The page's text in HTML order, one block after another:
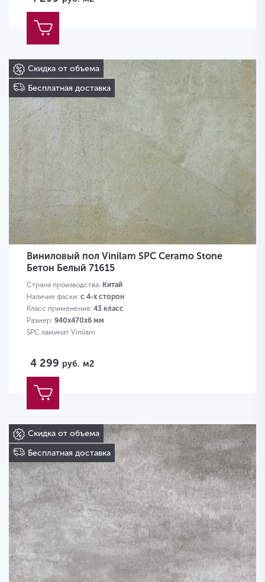
Скидка от объема
Бесплатная доставка
Виниловый пол Vinilam SPC Ceramo Stone
Бетон Белый 71615
Страна производства: Китай
Наличие фаски: с 4-х сторон
Класс применения: 43 класс
Размер: 940х470х6 мм
SPC ламинат Vinilam
4 299 руб. м2
Скидка от объема
Бесплатная доставка